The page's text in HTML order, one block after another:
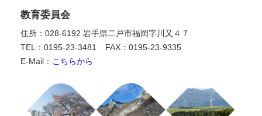
教育委員会
住所：028-6192 岩手県二戸市福岡字川又４７
TEL：0195-23-3481
FAX：0195-23-9335
E-Mail： こちらから